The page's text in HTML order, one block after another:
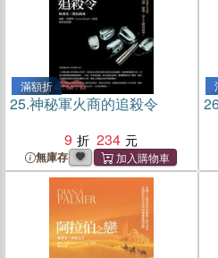
滿額折
25.神秘軍火商的追殺令
9
234
無庫存